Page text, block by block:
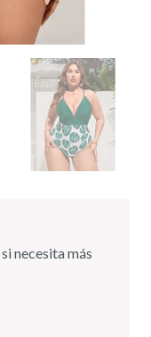
necesita más